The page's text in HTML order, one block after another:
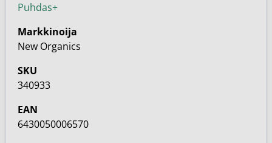
Puhdas+
Markkinoija
New Organics
SKU
340933
EAN
6430050006570